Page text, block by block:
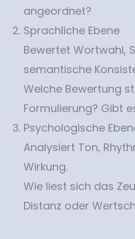
angeordnet?
Sprachliche Ebene
Bewertet Wortwahl,
semantische
Welche Bewertung
Formulierung? Gibt
Psychologische
Analysiert Ton,
Wirkung.
Wie liest sich das
Distanz oder